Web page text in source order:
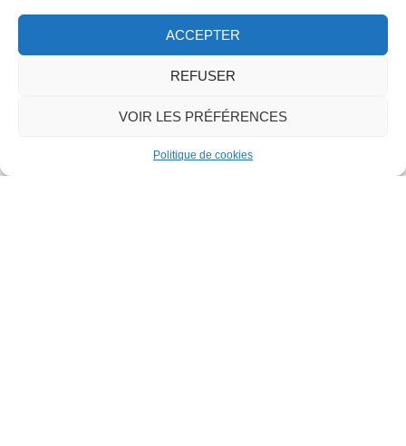
ACCEPTER
REFUSER
VOIR LES PRÉFÉRENCES
Politique de cookies
Cliquez sur l’image pour l’agrandir